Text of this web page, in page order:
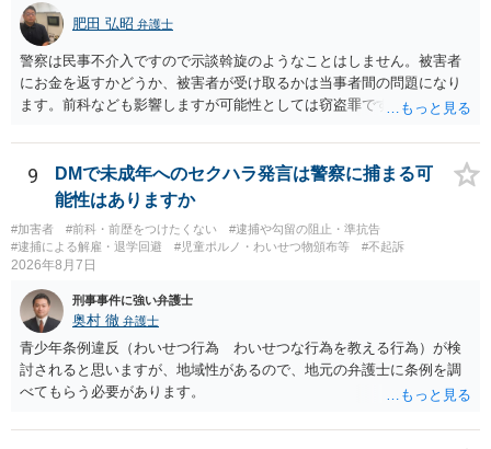
査の対象になることはありません。 警察から連絡がくることもないで
しょう。 【質問２】 見せようと思っていないことは，服を着たりする
行為から明らかです。したがいまして，注意を受けることさえありま
せん。まして，刑罰として罰せられることもありません。 【質問３】
以上のように犯罪の嫌疑が否定されますから，逮捕勾留される可能性
が成立することが前提ですので，不起訴とする理由としても前提を欠
いています。不起訴にするにしても，不起訴の可能性はありません。
あえて不起訴の理由を挙げるなら，「嫌疑不十分」か「嫌疑なし」で
肥田 弘昭 弁護士
警察は民事不介入ですので示談斡旋のようなことはしません。被害者
にお金を返すかどうか、被害者が受け取るかは当事者間の問題になり
ます。前科なども影響しますが可能性としては窃盗罪ですので、逮捕
9
DMで未成年へのセクハラ発言は警察に捕まる可
能性はありますか
#加害者 #前科・前歴をつけたくない
#逮捕や勾留の阻止・準抗告
#逮捕による解雇・退学回避
#児童ポルノ・わいせつ物頒布等 #不起訴
2026年8月7日
刑事事件に強い弁護士
奥村 徹 弁護士
青少年条例違反（わいせつ行為 わいせつな行為を教える行為）が検
討されると思いますが、地域性があるので、地元の弁護士に条例を調
べてもらう必要があります。